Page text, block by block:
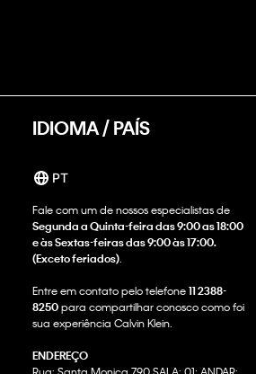
IDIOMA / PAÍS
PT
Fale com um de nossos especialistas de
Segunda a Quinta-feira das 9:00 as 18:00
e às Sextas-feiras das 9:00 às 17:00.
(Exceto feriados)
Entre em contato pelo telefone11 2388-
8250para compartilhar conosco como foi
sua experiência Calvin Klein.
ENDEREÇO